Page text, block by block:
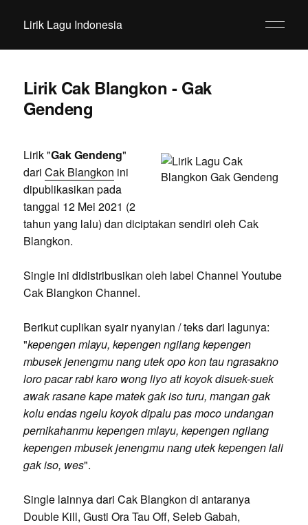
Lirik Lagu Indonesia
Lirik Cak Blangkon - Gak
Gendeng
Lirik "Gak Gendeng"
dari Cak Blangkon ini
dipublikasikan pada
tanggal 12 Mei 2021 (2
tahun yang lalu) dan diciptakan sendiri oleh Cak
Blangkon.
Single ini didistribusikan oleh label Channel Youtube
Cak Blangkon Channel.
Berikut cuplikan syair nyanyian / teks dari lagunya:
"kepengen mlayu, kepengen ngilang kepengen
mbusek jenengmu nang utek opo kon tau ngrasakno
loro pacar rabi karo wong liyo ati koyok disuek-suek
awak rasane kape matek gak iso turu, mangan gak
kolu endas ngelu koyok dipalu pas moco undangan
pernikahanmu kepengen mlayu, kepengen ngilang
kepengen mbusek jenengmu nang utek kepengen lali
gak iso, wes".
Single lainnya dari Cak Blangkon di antaranya
Double Kill, Gusti Ora Tau Off, Seleb Gabah,